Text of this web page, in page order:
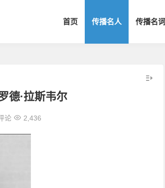
首页 传播名人 传播名词
德·拉斯韦尔
论 2,436